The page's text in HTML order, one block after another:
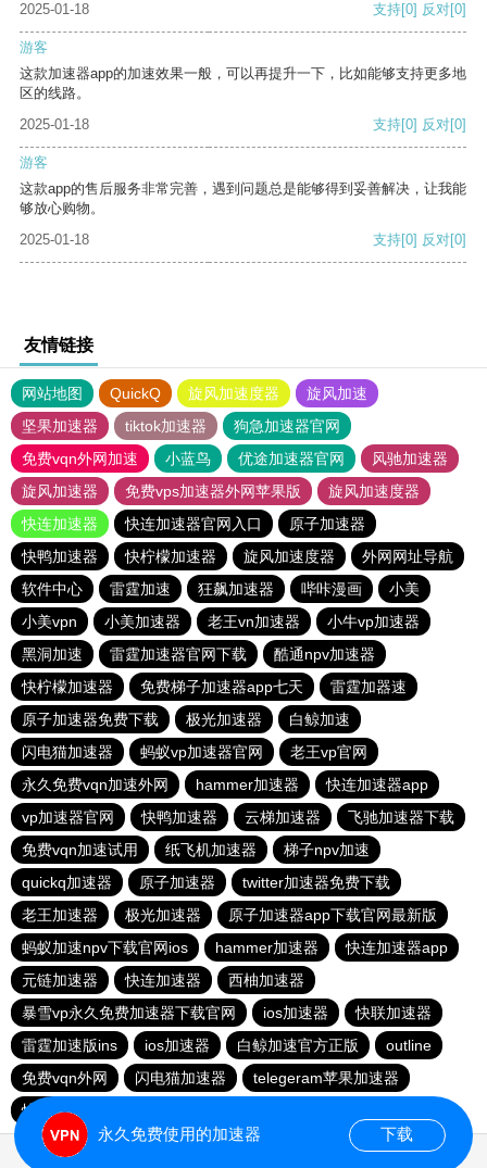
2025-01-18 支持[0] 反对[0]
游客
这款加速器app的加速效果一般，可以再提升一下，比如能够支持更多地
区的线路。
2025-01-18
支持[0] 反对[0]
游客
这款app的售后服务非常完善，遇到问题总是能够得到妥善解决，让我能
够放心购物。
2025-01-18
支持[0] 反对[0]
友情链接
网站地图 QuickQ 旋风加速度器
旋风加速
坚果加速器
tiktok加速器
狗急加速器官网
免费vqn外网加速
小蓝鸟 优途加速器官网
风驰加速器
旋风加速器
免费vps加速器外网苹果版
旋风加速度器
快连加速器
快连加速器官网入口
原子加速器
快鸭加速器
快柠檬加速器 旋风加速度器
外网网址导航
软件中心
雷霆加速 狂飙加速器 哔咔漫画
小美
小美vpn
小美加速器 老王vn加速器
小牛vp加速器
黑洞加速
雷霆加速器官网下载
酷通npv加速器
快柠檬加速器
免费梯子加速器app七天
雷霆加器速
原子加速器免费下载
极光加速器
白鲸加速
闪电猫加速器
蚂蚁vp加速器官网
老王vp官网
永久免费vqn加速外网
hammer加速器
快连加速器app
vp加速器官网
快鸭加速器 云梯加速器
飞驰加速器下载
免费vqn加速试用
纸飞机加速器
梯子npv加速
quickq加速器
原子加速器
twitter加速器免费下载
老王加速器
极光加速器
原子加速器app下载官网最新版
蚂蚁加速npv下载官网ios
hammer加速器
快连加速器app
元链加速器
快连加速器
西柚加速器
暴雪vp永久免费加速器下载官网
ios加速器
快联加速器
雷霆加速版ins
ios加速器 白鲸加速官方正版
outline
免费vqn外网
闪电猫加速器
telegeram苹果加速器
快连lets加速器
永久免费使用的加速器 下载